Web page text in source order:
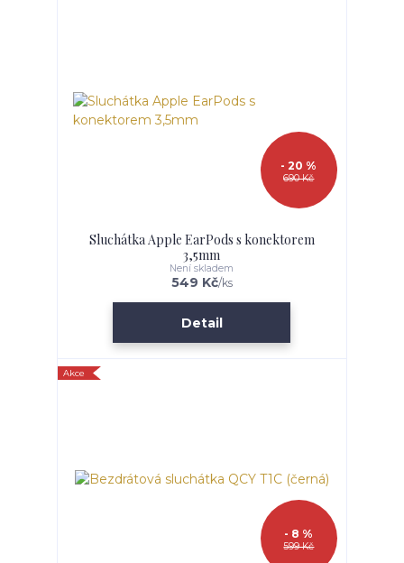
690 Kč
- 20 %
Sluchátka Apple EarPods s konektorem
3,5mm
549 Kč/ks
Není skladem
Detail
Akce
599 Kč
- 8 %